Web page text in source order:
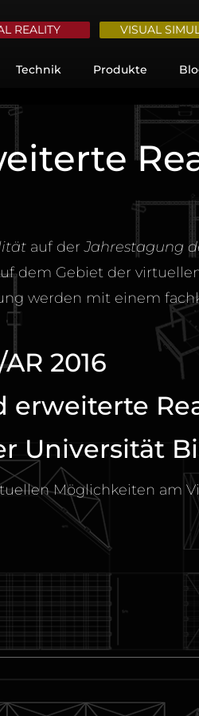
REALITY VISUAL
Technik Produkte
auf derJahrestagung
dem Gebiet der
werden mit einem
2016
Universität
Möglichkeiten am